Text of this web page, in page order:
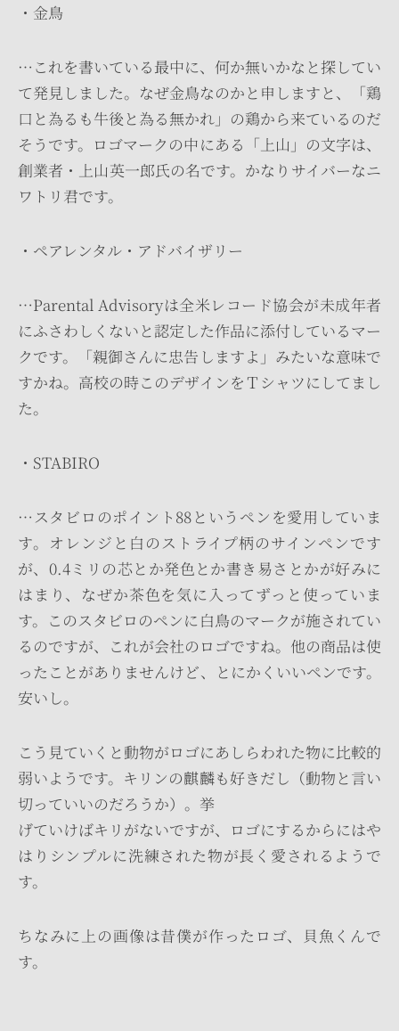
・金鳥
…これを書いている最中に、何か無いかなと探してい
て発見しました。なぜ金鳥なのかと申しますと、「鶏
口と為るも牛後と為る無かれ」の鶏から来ているのだ
そうです。ロゴマークの中にある「上山」の文字は、
創業者・上山英一郎氏の名です。かなりサイバーなニ
ワトリ君です。
・ペアレンタル・アドバイザリー
…Parental Advisoryは全米レコード協会が未成年者
にふさわしくないと認定した作品に添付しているマー
クです。「親御さんに忠告しますよ」みたいな意味で
すかね。高校の時このデザインをＴシャツにしてまし
た。
・STABIRO
…スタビロのポイント88というペンを愛用していま
す。オレンジと白のストライプ柄のサインペンです
が、0.4ミリの芯とか発色とか書き易さとかが好みに
はまり、なぜか茶色を気に入ってずっと使っていま
す。このスタビロのペンに白鳥のマークが施されてい
るのですが、これが会社のロゴですね。他の商品は使
ったことがありませんけど、とにかくいいペンです。
安いし。
こう見ていくと動物がロゴにあしらわれた物に比較的
弱いようです。キリンの麒麟も好きだし（動物と言い
切っていいのだろうか）。挙
げていけばキリがないですが、ロゴにするからにはや
はりシンプルに洗練された物が長く愛されるようで
す。
ちなみに上の画像は昔僕が作ったロゴ、貝魚くんで
す。